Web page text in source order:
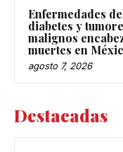
Enfermedades
diabetes y
malignos
muertes en
agosto 7, 2026
Destacadas